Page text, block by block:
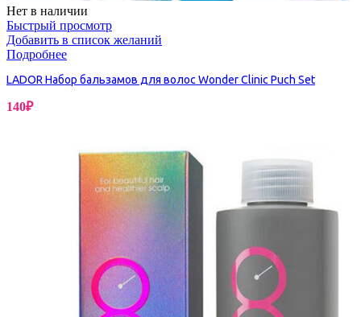
Нет в наличии
Быстрый просмотр
Добавить в список желаний
Подробнее
LADOR Набор бальзамов для волос Wonder Clinic Puch Set
140₽